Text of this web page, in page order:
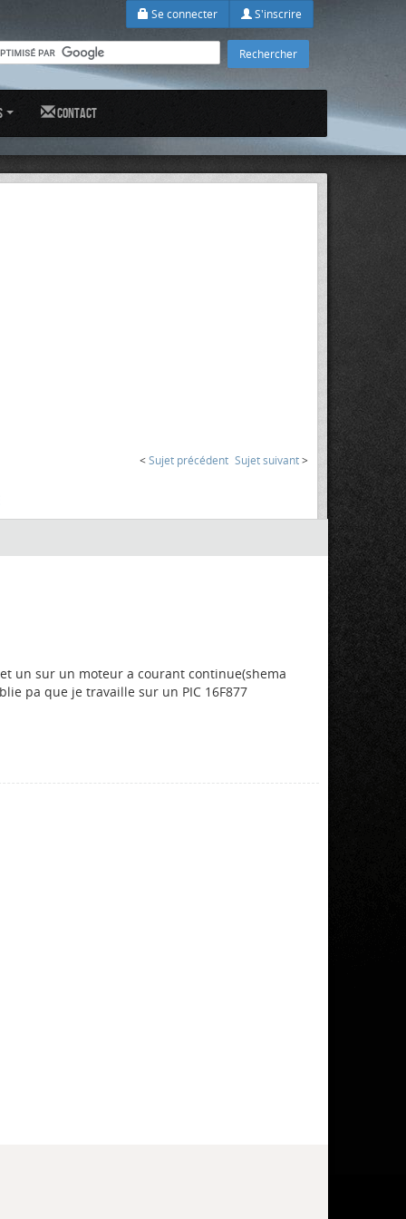
Se connecter S'inscrire
Contact
< Sujet précédent Sujet suivant >
un sur un moteur a courant continue(shema
pa que je travaille sur un PIC 16F877